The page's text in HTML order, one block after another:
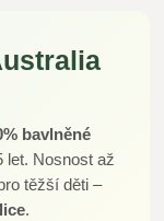
bavlněné
let. Nosnost až
těžší děti –
.